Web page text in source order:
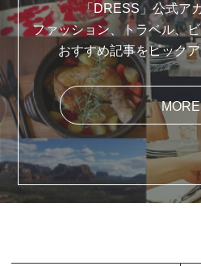
「DRESS」公式ア
ファッション、トラベル、
おすすめ記事をピック
MORE